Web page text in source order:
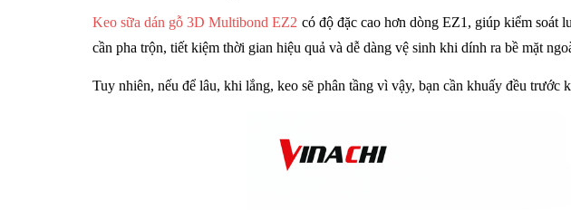
Keo sữa dán gỗ 3D Multibond EZ2 có độ đặc cao hơn dòng EZ1, giúp kiểm soát
cần pha trộn, tiết kiệm thời gian hiệu quả và dễ dàng vệ sinh khi dính ra bề mặt
Tuy nhiên, nếu để lâu, khi lắng, keo sẽ phân tầng vì vậy, bạn cần khuấy đều